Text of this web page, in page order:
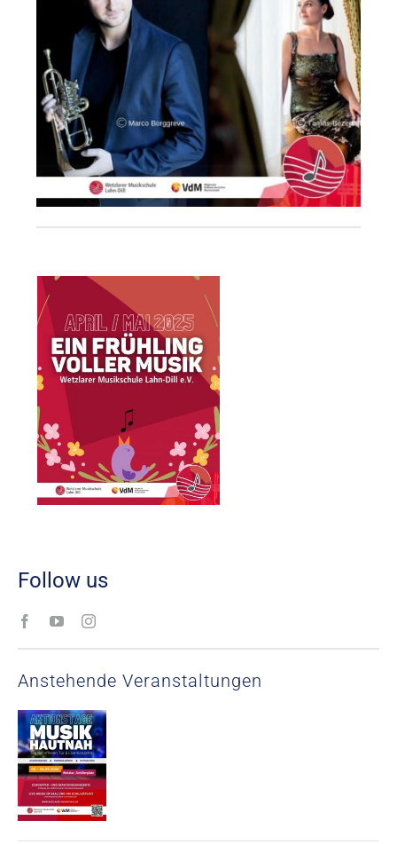
Follow us
Anstehende Veranstaltungen